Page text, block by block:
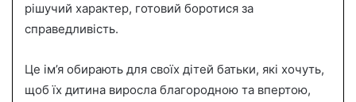
рішучий характер, готовий боротися за
справедливість.
Це ім’я обирають для своїх дітей батьки, які хочуть,
щоб їх дитина виросла благородною та впертою,